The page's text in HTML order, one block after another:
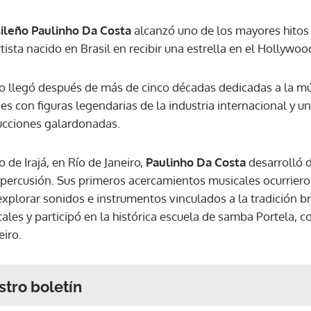
Paulinho Da Costaalcanzó uno de los mayores
nacido en Brasil en recibir una estrella en el
después de más de cinco décadas dedicadas a la
con figuras legendarias de la industria internacional y
galardonadas.
Irajá, en Río de Janeiro, Paulinho Da Costadesarrolló
Sus primeros acercamientos musicales
sonidos e instrumentos vinculados a la tradición
y participó en la histórica escuela de samba Portela,
boletín